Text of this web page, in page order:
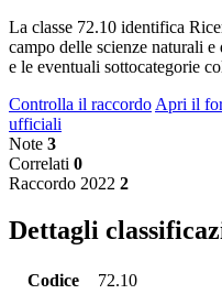
La classe 72.10 identifica
campo delle scienze naturali
e le eventuali sottocategorie
Controlla il raccordo Apri il
ufficiali
Note 3
Correlati 0
Raccordo 2022 2
Dettagli
Codice
72.10